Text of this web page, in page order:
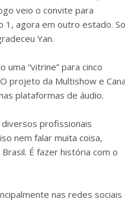
veio o convite para
1, agora em outro estado.
Yan.
“vitrine” para cinco
projeto da Multishow e
plataformas de áudio.
profissionais
nem falar muita coisa,
É fazer história com o
nas redes sociais